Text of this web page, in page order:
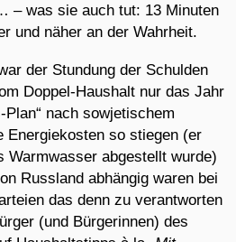
– was sie auch tut: 13 Minuten
und näher an der Wahrheit.
der Stundung der Schulden
Doppel-Haushalt nur das Jahr
nach sowjetischem
Energiekosten so stiegen (er
Warmwasser abgestellt wurde)
Russland abhängig waren bei
das denn zu verantworten
(und Bürgerinnen) des